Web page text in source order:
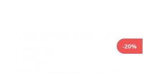
-20%